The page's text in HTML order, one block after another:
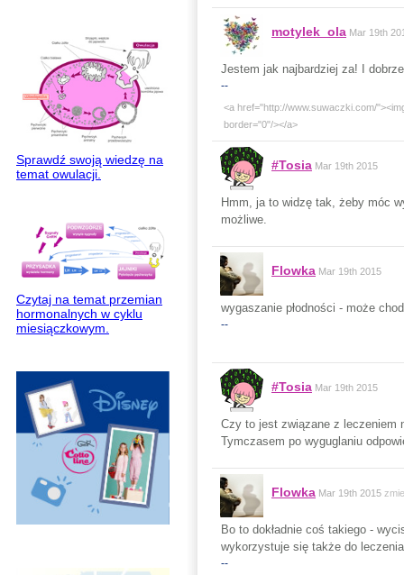
Sprawdź swoją wiedzę na
temat owulacji.
Czytaj na temat przemian
hormonalnych w cyklu
miesiączkowym.
motylek_ola Mar 19th
Jestem jak najbardziej za! I
--
<a href="http://www.suwaczki.com/
border="0"/></a>
#Tosia Mar 19th 2015
Hmm, ja to widzę tak, żeby móc
możliwe.
Flowka Mar 19th 2015
wygaszanie płodności - może
--
#Tosia Mar 19th 2015
Czy to jest związane z leczeniem
Tymczasem po wyguglaniu
Flowka Mar 19th 2015
Bo to dokładnie coś takiego -
wykorzystuje się także do
--